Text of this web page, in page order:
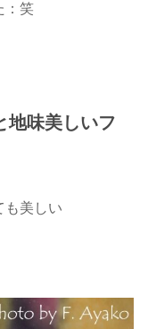
：笑
地味美しいフ
も美しい